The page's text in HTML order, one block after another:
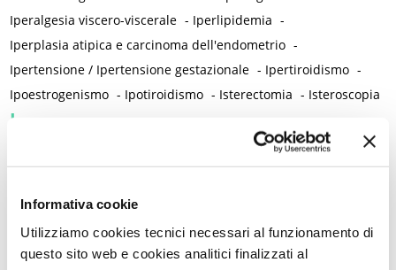
Informativa cookie
Utilizziamo cookies tecnici necessari al funzionamento di
questo sito web e cookies analitici finalizzati al
Iperalgesia viscero-viscerale - Iperlipidemia -
Iperplasia atipica e carcinoma dell'endometrio -
Ipertensione / Ipertensione gestazionale - Ipertiroidismo -
Ipoestrogenismo - Ipotiroidismo - Isterectomia - Isteroscopia
L
-Lattoferrina
Legislazione -